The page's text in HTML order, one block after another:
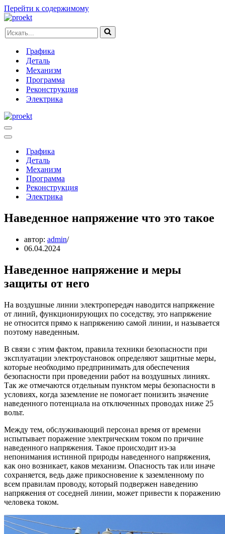
Перейти к содержимому
Искать...
Графика
Деталь
Механизм
Программа
Реконструкция
Электрика
Меню
навигации
Меню
навигацииГрафика
Деталь
Механизм
Программа
Реконструкция
Электрика
Наведенное напряжение что это такое
автор: admin
06.04.2024
Наведенное напряжение и меры
защиты от него
На воздушные линии электропередач наводится напряжение
от линий, функционирующих по соседству, это напряжение
не относится прямо к напряжению самой линии, и называется
поэтому наведенным.
В связи с этим фактом, правила техники безопасности при
эксплуатации электроустановок определяют защитные меры,
которые необходимо предпринимать для обеспечения
безопасности при проведении работ на воздушных линиях.
Так же отмечаются отдельным пунктом меры безопасности в
условиях, когда заземление не помогает понизить значение
наведенного потенциала на отключенных проводах ниже 25
вольт.
Между тем, обслуживающий персонал время от времени
испытывает поражение электрическим током по причине
наведенного напряжения. Такое происходит из-за
непонимания истинной природы наведенного напряжения,
как оно возникает, каков механизм. Опасность так или иначе
сохраняется, ведь даже прикосновение к заземленному по
всем правилам проводу, который подвержен наведению
напряжения от соседней линии, может привести к поражению
человека током.